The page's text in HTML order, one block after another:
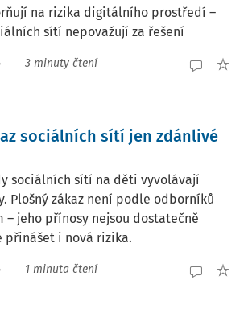
na rizika digitálního prostředí –
sítí nepovažují za řešení
3 minuty čtení
sociálních sítí jen zdánlivé
sociálních sítí na děti vyvolávají
Plošný zákaz není podle odborníků
– jeho přínosy nejsou dostatečně
přinášet i nová rizika.
1 minuta čtení